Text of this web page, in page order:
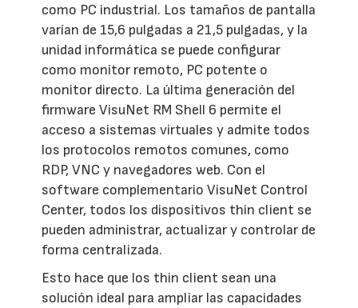
como PC industrial. Los tamaños de pantalla
varían de 15,6 pulgadas a 21,5 pulgadas, y la
unidad informática se puede configurar
como monitor remoto, PC potente o
monitor directo. La última generación del
firmware VisuNet RM Shell 6 permite el
acceso a sistemas virtuales y admite todos
los protocolos remotos comunes, como
RDP, VNC y navegadores web. Con el
software complementario VisuNet Control
Center, todos los dispositivos thin client se
pueden administrar, actualizar y controlar de
forma centralizada.
Esto hace que los thin client sean una
solución ideal para ampliar las capacidades